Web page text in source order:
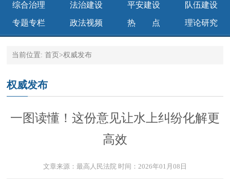
综合治理 法治建设 平安建设 队伍建设
专题专栏 政法视频 热 点 理论研究
当前位置:首页>权威发布
权威发布
一图读懂！这份意见让水上纠纷化解更
高效
文章来源： 最高人民法院 时间： 2026年01月08日